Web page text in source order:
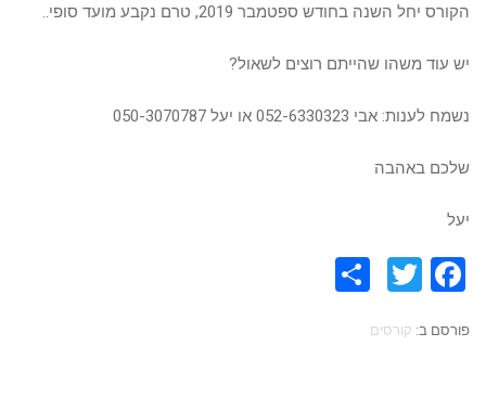
הקורס יחל השנה בחודש ספטמבר 2019, טרם נקבע מועד סופי..
יש עוד משהו שהייתם רוצים לשאול?
נשמח לענות: אבי 052-6330323 או יעל 050-3070787
שלכם באהבה
יעל
Facebook
Twitter
פורסם ב: קורסים